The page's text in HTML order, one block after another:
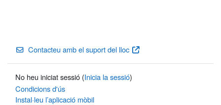
Contacteu amb el suport del lloc
No heu iniciat sessió (Inicia la sessió)
Condicions d'ús
Instal·leu l’aplicació mòbil